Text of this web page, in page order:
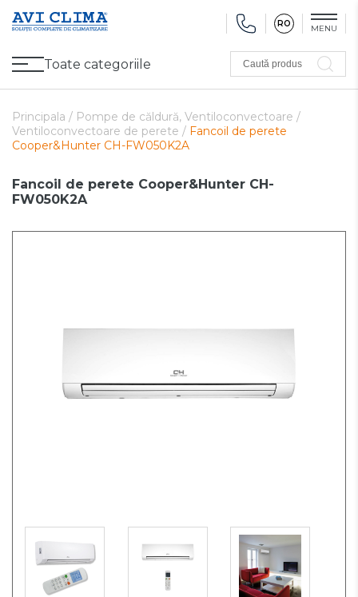
RO MENU
Toate categoriile
Climatizare
Ventilare
Caută produs
Principala / Pompe de căldură, Ventiloconvectoare /
Ventiloconvectoare de perete / Fancoil de perete
Cooper&Hunter CH-FW050K2A
Fancoil de perete Cooper&Hunter CH-
FW050K2A